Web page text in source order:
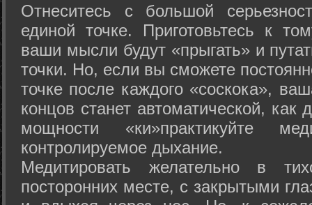
Отнеситесь с большой
единой точке. Приготовьтесь к
ваши мысли будут «прыгать» и
точки. Но, если вы сможете
точке после каждого «соскока»,
концов станет автоматической,
мощности «ки»практикуйте
контролируемое дыхание.
Медитировать желательно в
посторонних месте, с закрытыми